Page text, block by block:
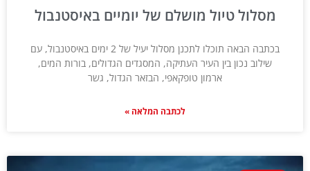
מסלול טיול מושלם של יומיים באיסטנבול
בכתבה הבאה תוכלו לתכנן מסלול יעיל של 2 ימים באיסטנבול, עם
שילוב נכון בין העיר העתיקה, המסגדים הגדולים, בורות המים,
ארמון טופקאפי, הבזאר הגדול, גשר
לכתבה המלאה »